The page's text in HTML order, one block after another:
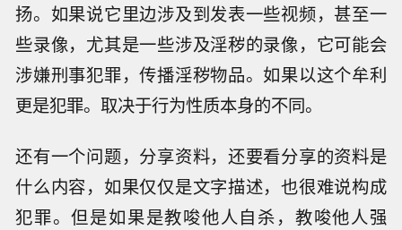
扬。如果说它里边涉及到发表一些视频，甚至一
些录像，尤其是一些涉及淫秽的录像，它可能会
涉嫌刑事犯罪，传播淫秽物品。如果以这个牟利
更是犯罪。取决于行为性质本身的不同。
还有一个问题，分享资料，还要看分享的资料是
什么内容，如果仅仅是文字描述，也很难说构成
犯罪。但是如果是教唆他人自杀，教唆他人强